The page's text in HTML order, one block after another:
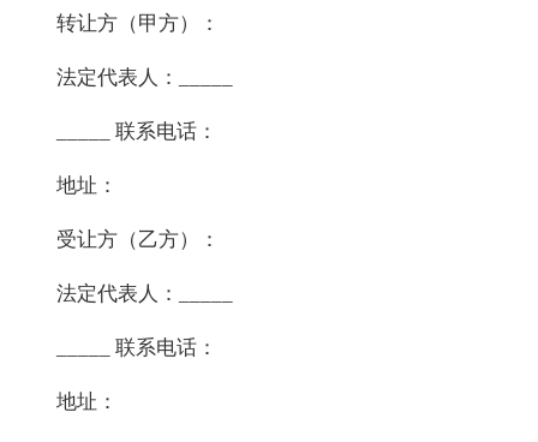
转让方（甲方）：
法定代表人：_____
_____ 联系电话：
地址：
受让方（乙方）：
法定代表人：_____
_____ 联系电话：
地址：